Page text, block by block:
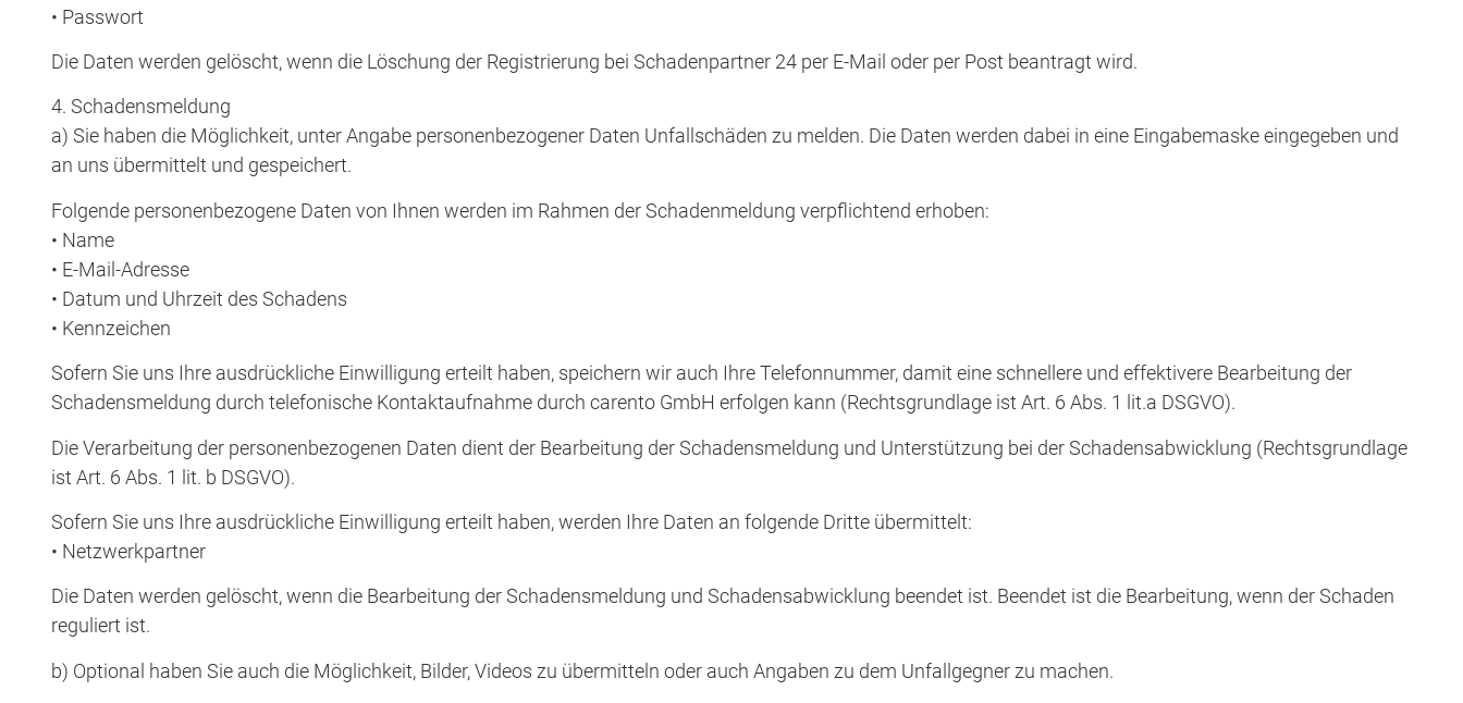
• Passwort
Die Daten werden gelöscht, wenn die Löschung der Registrierung bei Schadenpartner 24 per E-Mail oder per Post beantragt wird.
4. Schadensmeldung
a) Sie haben die Möglichkeit, unter Angabe personenbezogener Daten Unfallschäden zu melden. Die Daten werden dabei in eine Eingabemaske eingegeben und
an uns übermittelt und gespeichert.
Folgende personenbezogene Daten von Ihnen werden im Rahmen der Schadenmeldung verpflichtend erhoben:
• Name
• E-Mail-Adresse
• Datum und Uhrzeit des Schadens
• Kennzeichen
Sofern Sie uns Ihre ausdrückliche Einwilligung erteilt haben, speichern wir auch Ihre Telefonnummer, damit eine schnellere und effektivere Bearbeitung der
Schadensmeldung durch telefonische Kontaktaufnahme durch carento GmbH erfolgen kann (Rechtsgrundlage ist Art. 6 Abs. 1 lit.a DSGVO).
Die Verarbeitung der personenbezogenen Daten dient der Bearbeitung der Schadensmeldung und Unterstützung bei der Schadensabwicklung (Rechtsgrundlage
ist Art. 6 Abs. 1 lit. b DSGVO).
Sofern Sie uns Ihre ausdrückliche Einwilligung erteilt haben, werden Ihre Daten an folgende Dritte übermittelt:
• Netzwerkpartner
Die Daten werden gelöscht, wenn die Bearbeitung der Schadensmeldung und Schadensabwicklung beendet ist. Beendet ist die Bearbeitung, wenn der Schaden
reguliert ist.
b) Optional haben Sie auch die Möglichkeit, Bilder, Videos zu übermitteln oder auch Angaben zu dem Unfallgegner zu machen.